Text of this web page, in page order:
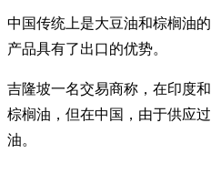
中国传统上是大豆油和棕榈油
产品具有了出口的优势。
吉隆坡一名交易商称，在印度
棕榈油，但在中国，由于供应
油。